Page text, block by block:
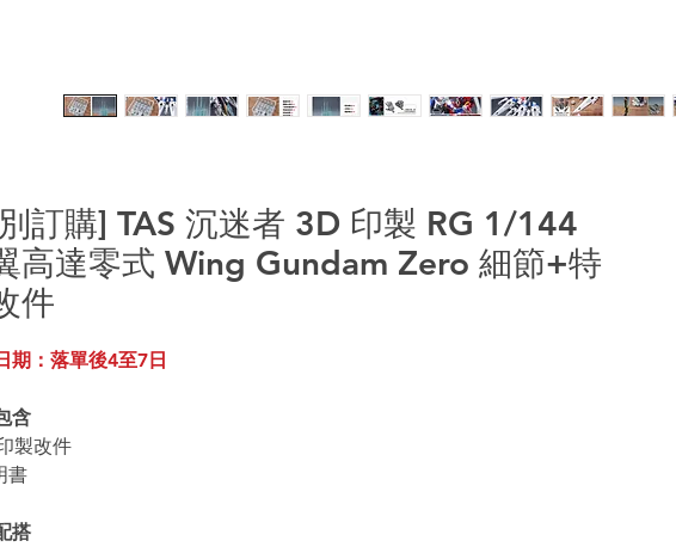
訂購] TAS 沉迷者 3D 印製 RG 1/144
高達零式 Wing Gundam Zero 細節+特
件
期：落單後4至7日
含
製改件
書
搭